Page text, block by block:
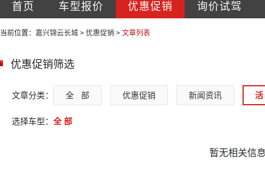
首页 车型报价 优惠促销 询价试驾
当前位置： 嘉兴锦云长城 > 优惠促销 > 文章列表
优惠促销筛选
文章分类： 全   部 优惠促销 新闻资讯 活
选择车型： 全 部
暂无相关信